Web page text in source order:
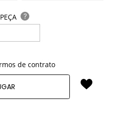
?
de contrato